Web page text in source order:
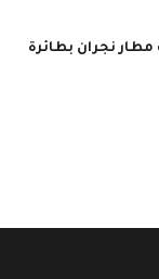
نجران بطائرة